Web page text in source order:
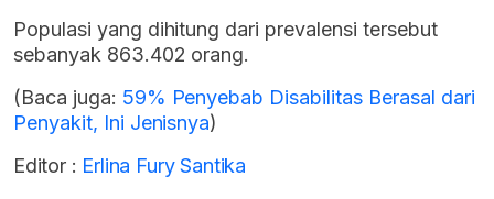
Populasi yang dihitung dari prevalensi tersebut
sebanyak 863.402 orang.
(Baca juga: 59% Penyebab Disabilitas Berasal dari
Penyakit, Ini Jenisnya)
Editor : Erlina Fury Santika